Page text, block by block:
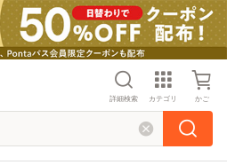
詳細検索 カテゴリ かご